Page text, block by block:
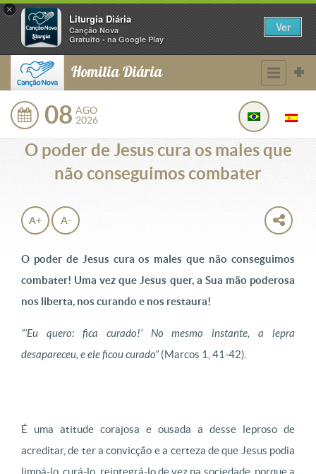
×
Liturgia Diária
Canção Nova
Gratuito - na Google Play
Ver
Homilia Diária
08 AGO
2026
O poder de Jesus cura os males que
não conseguimos combater
A+ A-
O poder de Jesus cura os males que não conseguimos
combater! Uma vez que Jesus quer, a Sua mão poderosa
nos liberta, nos curando e nos restaura!
“’Eu quero: fica curado!’ No mesmo instante, a lepra
desapareceu, e ele ficou curado”(Marcos 1, 41-42).
É uma atitude corajosa e ousada a desse leproso de
acreditar, de ter a convicção e a certeza de que Jesus podia
limpá-lo, curá-lo, reintegrá-lo de vez na sociedade, porque a